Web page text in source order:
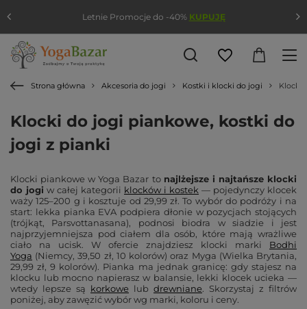
Strona główna Akcesoria do jogi Kostki i klocki do jogi Klocki
Klocki do jogi piankowe, kostki do
jogi z pianki
Klocki piankowe w Yoga Bazar to najlżejsze i najtańsze klocki
do jogi w całej kategorii klocków i kostek — pojedynczy klocek
waży 125–200 g i kosztuje od 29,99 zł. To wybór do podróży i na
start: lekka pianka EVA podpiera dłonie w pozycjach stojących
(trójkąt, Parsvottanasana), podnosi biodra w siadzie i jest
najprzyjemniejsza pod ciałem dla osób, które mają wrażliwe
ciało na ucisk. W ofercie znajdziesz klocki marki Bodhi
Yoga (Niemcy, 39,50 zł, 10 kolorów) oraz Myga (Wielka Brytania,
29,99 zł, 9 kolorów). Pianka ma jednak granicę: gdy stajesz na
klocku lub mocno napierasz w balansie, lekki klocek ucieka —
wtedy lepsze są korkowe lub drewniane. Skorzystaj z filtrów
poniżej, aby zawęzić wybór wg marki, koloru i ceny.
Letnie Promocje do -40% KUPUJĘ